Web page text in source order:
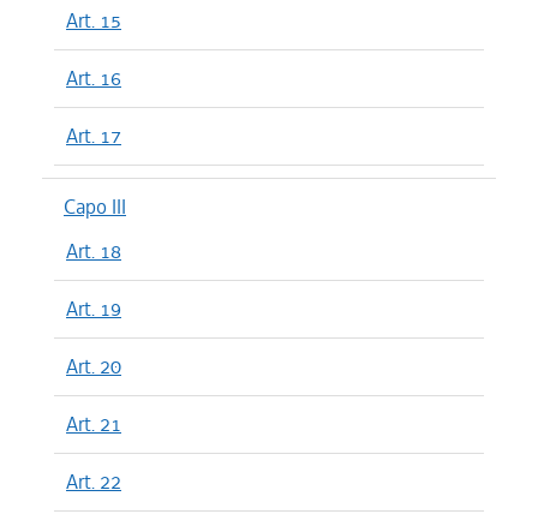
Art. 15
Art. 16
Art. 17
Capo III
Art. 18
Art. 19
Art. 20
Art. 21
Art. 22